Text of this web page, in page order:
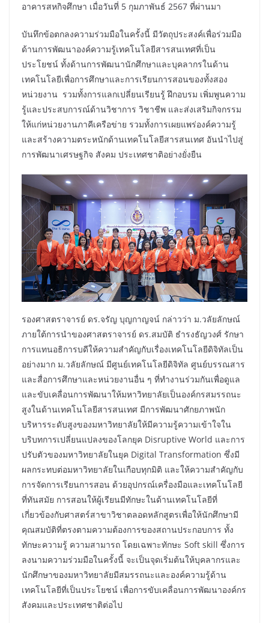
อาคารสหกิจศึกษา เมื่อวันที่ 5 กุมภาพันธ์ 2567 ที่ผ่านมา
บันทึกข้อตกลงความร่วมมือในครั้งนี้ มีวัตถุประสงค์เพื่อร่วมมือ
ด้านการพัฒนาองค์ความรู้เทคโนโลยีสารสนเทศที่เป็น
ประโยชน์ ทั้งด้านการพัฒนานักศึกษาและบุคลากรในด้าน
เทคโนโลยีเพื่อการศึกษาและการเรียนการสอนของทั้งสอง
หน่วยงาน รวมทั้งการแลกเปลี่ยนเรียนรู้ ฝึกอบรม เพิ่มพูนความ
รู้และประสบการณ์ด้านวิชาการ วิชาชีพ และส่งเสริมกิจกรรม
ให้แก่หน่วยงานภาคีเครือข่าย รวมทั้งการเผยแพร่องค์ความรู้
และสร้างความตระหนักด้านเทคโนโลยีสารสนเทศ อันนำไปสู่
การพัฒนาเศรษฐกิจ สังคม ประเทศชาติอย่างยั่งยืน
รองศาสตราจารย์ ดร.จรัญ บุญกาญจน์ กล่าวว่า ม.วลัยลักษณ์
ภายใต้การนำของศาสตราจารย์ ดร.สมบัติ ธำรงธัญวงศ์ รักษา
การแทนอธิการบดีให้ความสำคัญกับเรื่องเทคโนโลยีดิจิทัลเป็น
อย่างมาก ม.วลัยลักษณ์ มีศูนย์เทคโนโลยีดิจิทัล ศูนย์บรรณสาร
และสื่อการศึกษาและหน่วยงานอื่น ๆ ที่ทำงานร่วมกันเพื่อดูแล
และขับเคลื่อนการพัฒนาให้มหาวิทยาลัยเป็นองค์กรสมรรถนะ
สูงในด้านเทคโนโลยีสารสนเทศ มีการพัฒนาศักยภาพนัก
บริหารระดับสูงของมหาวิทยาลัยให้มีความรู้ความเข้าใจใน
บริบทการเปลี่ยนแปลงของโลกยุค Disruptive World และการ
ปรับตัวของมหาวิทยาลัยในยุค Digital Transformation ซึ่งมี
ผลกระทบต่อมหาวิทยาลัยในเกือบทุกมิติ และให้ความสำคัญกับ
การจัดการเรียนการสอน ด้วยอุปกรณ์เครื่องมือและเทคโนโลยี
ที่ทันสมัย การสอนให้ผู้เรียนมีทักษะในด้านเทคโนโลยีที่
เกี่ยวข้องกับศาสตร์สาขาวิชาตลอดหลักสูตรเพื่อให้นักศึกษามี
คุณสมบัติที่ตรงตามความต้องการของสถานประกอบการ ทั้ง
ทักษะความรู้ ความสามารถ โดยเฉพาะทักษะ Soft skill ซึ่งการ
ลงนามความร่วมมือในครั้งนี้ จะเป็นจุดเริ่มต้นให้บุคลากรและ
นักศึกษาของมหาวิทยาลัยมีสมรรถนะและองค์ความรู้ด้าน
เทคโนโลยีที่เป็นประโยชน์ เพื่อการขับเคลื่อนการพัฒนาองค์กร
สังคมและประเทศชาติต่อไป